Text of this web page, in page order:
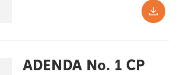
ADENDA No. 1 CP